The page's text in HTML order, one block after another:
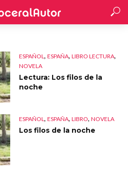
ESPAÑOL, ESPAÑA, LIBRO LECTURA,
NOVELA
Lectura: Los filos de la
noche
ESPAÑOL, ESPAÑA, LIBRO, NOVELA
Los filos de la noche